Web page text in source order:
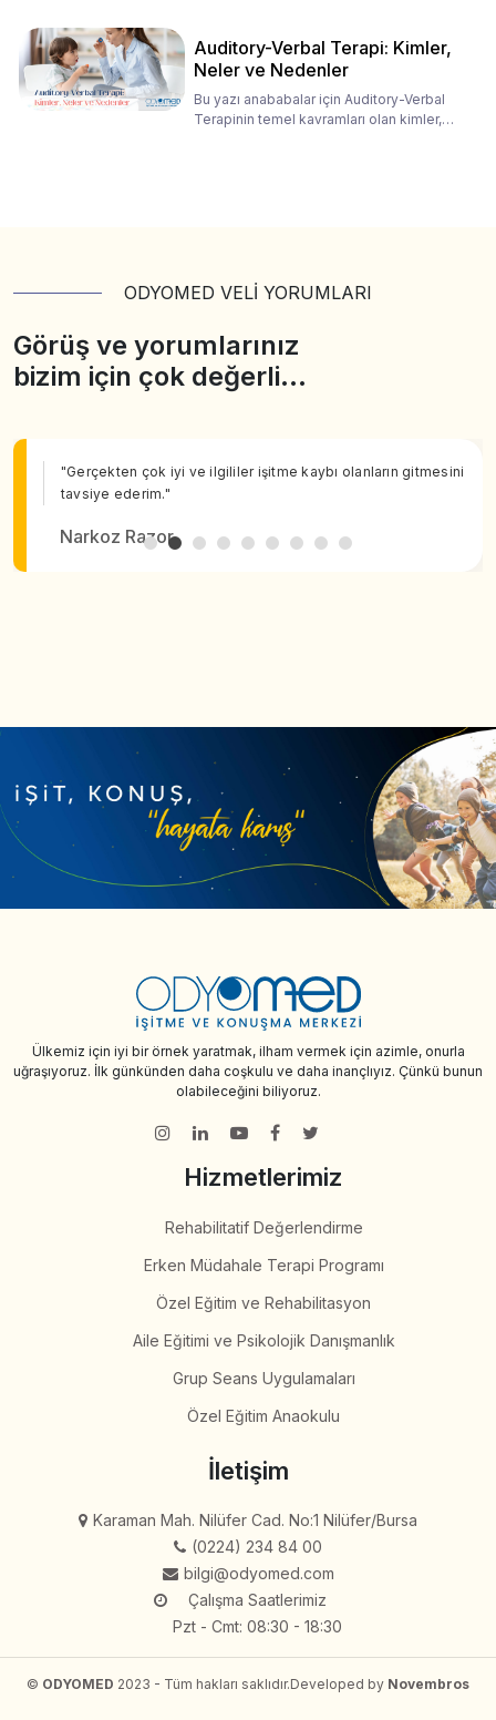
Auditory-Verbal Terapi: Kimler,
Neler ve Nedenler
Bu yazı anababalar için Auditory-Verbal
Terapinin temel kavramları olan kimler,
ODYOMED VELİ YORUMLARI
Görüş ve yorumlarınız
bizim için çok değerli…
"Gerçekten çok iyi ve ilgililer işitme kaybı olanların gitmesini
tavsiye ederim."
Narkoz Razor
Ülkemiz için iyi bir örnek yaratmak, ilham vermek için azimle, onurla
uğraşıyoruz. İlk günkünden daha coşkulu ve daha inançlıyız. Çünkü bunun
olabileceğini biliyoruz.
Hizmetlerimiz
Rehabilitatif Değerlendirme
Erken Müdahale Terapi Programı
Özel Eğitim ve Rehabilitasyon
Aile Eğitimi ve Psikolojik Danışmanlık
Grup Seans Uygulamaları
Özel Eğitim Anaokulu
İletişim
Karaman Mah. Nilüfer Cad. No:1 Nilüfer/Bursa
(0224) 234 84 00
bilgi@odyomed.com
Çalışma Saatlerimiz
Pzt - Cmt: 08:30 - 18:30
© ODYOMED 2023 - Tüm hakları saklıdır.Developed by Novembros